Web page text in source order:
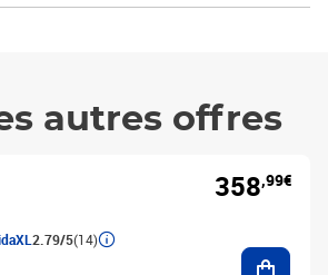
autres offres
2.79/5(14)
358,99€